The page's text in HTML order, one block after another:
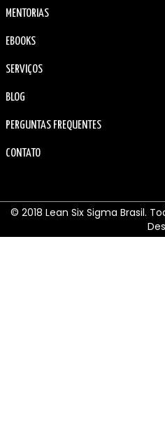
MENTORIAS
EBOOKS
SERVIÇOS
BLOG
PERGUNTAS FREQUENTES
CONTATO
© 2018 Lean Six Sigma Brasil.